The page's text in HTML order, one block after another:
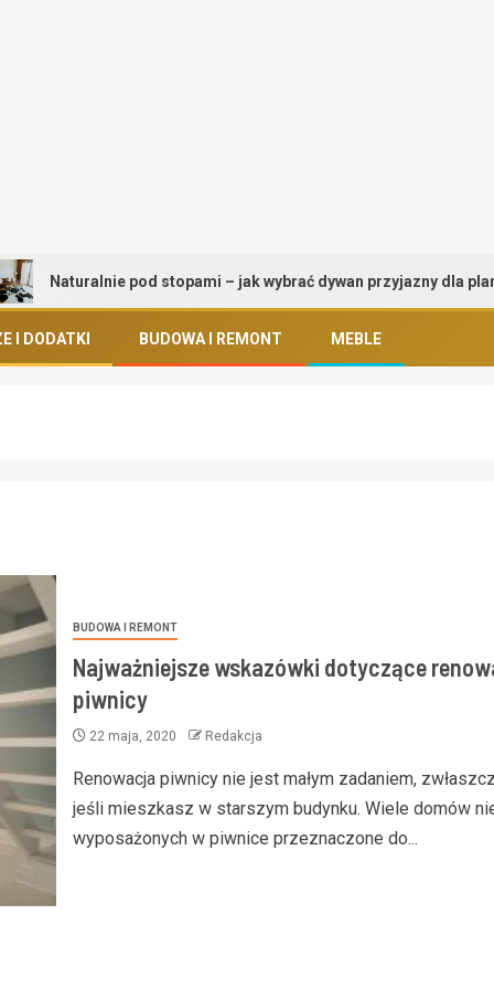
Naturalnie pod stopami – jak wybrać dywan przyjazny dla planety i
I DODATKI BUDOWA I REMONT MEBLE
BUDOWA I REMONT
Najważniejsze wskazówki dotyczące
piwnicy
22 maja, 2020 Redakcja
Renowacja piwnicy nie jest małym zadaniem,
jeśli mieszkasz w starszym budynku. Wiele domów
wyposażonych w piwnice przeznaczone do...